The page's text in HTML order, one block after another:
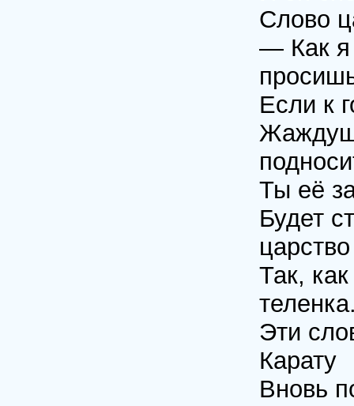
Слово
— Как я
Если к
Ты её
Будет
царство
Так,
Эти
Карату
Вновь